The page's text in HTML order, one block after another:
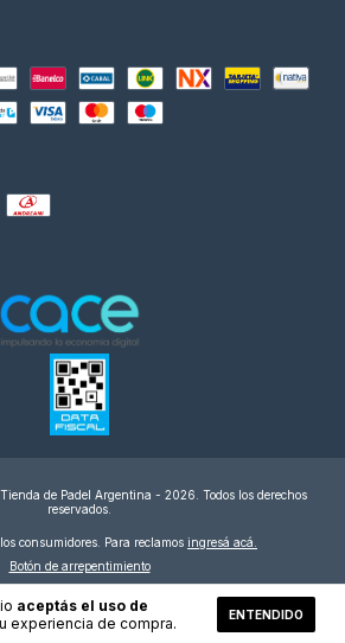
aceptás el uso de
experiencia de compra. ENTENDIDO
de Padel Argentina - 2026. Todos los derechos
reservados.
consumidores. Para reclamos ingresá acá.
Botón de arrepentimiento